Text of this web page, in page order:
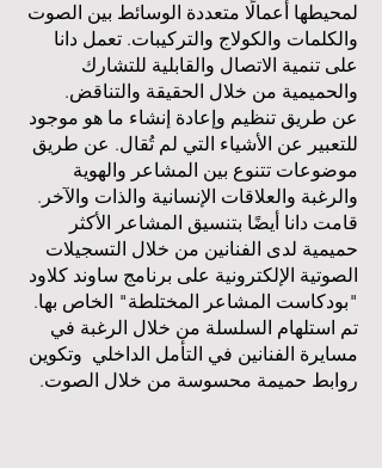
لمحيطها أعمالًا متعددة الوسائط بين الصوت
والكلمات والكولاج والتركيبات. تعمل دانا
على تنمية الاتصال والقابلية للتشارك
والحميمية من خلال الحقيقة والتناقض.
عن طريق تنظيم وإعادة إنشاء ما هو موجود
للتعبير عن الأشياء التي لم تُقال. عن طريق
موضوعات تتنوع بين المشاعر والهوية
والرغبة والعلاقات الإنسانية والذات والآخر.
قامت دانا أيضًا بتنسيق المشاعر الأكثر
حميمية لدى الفنانين من خلال التسجيلات
الصوتية الإلكترونية على برنامج ساوند كلاود
"بودكاست المشاعر المختلطة" الخاص بها.
تم استلهام السلسلة من خلال الرغبة في
مسايرة الفنانين في التأمل الداخلي وتكوين
روابط حميمة محسوسة من خلال الصوت.